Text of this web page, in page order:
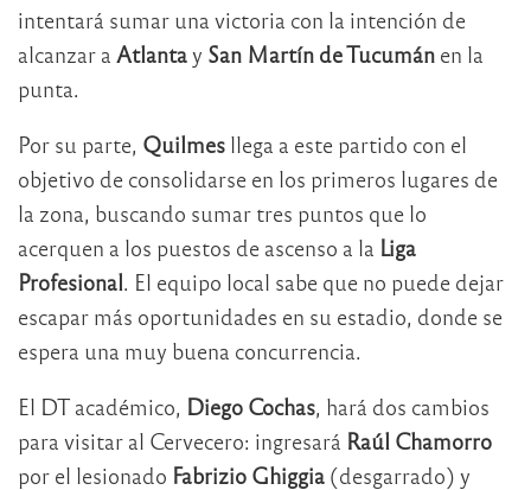
intentará sumar una victoria con la intención de
alcanzar a Atlantay San Martín de Tucumán en la
punta.
Por su parte, Quilmes llega a este partido con el
objetivo de consolidarse en los primeros lugares de
la zona, buscando sumar tres puntos que lo
acerquen a los puestos de ascenso a la Liga
Profesional. El equipo local sabe que no puede dejar
escapar más oportunidades en su estadio, donde se
espera una muy buena concurrencia.
El DT académico, Diego Cochas, hará dos cambios
para visitar al Cervecero: ingresará Raúl Chamorro
por el lesionado Fabrizio Ghiggia (desgarrado) y